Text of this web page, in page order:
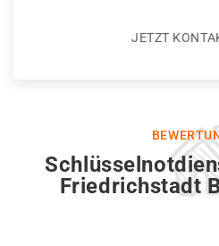
JETZT
Friedrichstadt